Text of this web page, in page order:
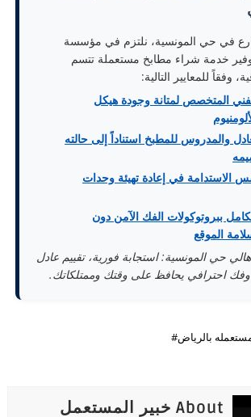
في حي المونسية، نلتزم في مؤسسة
خدمة شراء مطابخ مستعملة تتسم
وفقاً للمعايير التالية:
المتخصص لمتانة وجودة هيكل
والمدروس للمطبخ استناداً إلى حالته
الاستدامة في إعادة تهيئة وحدات
ببروتوكولات الفك الآمن دون
الموقع
حي المونسية: استجابة فورية، تقييم عادل
احترافي يحافظ على وقتك وممتلكاتك.
بالرياض#
About خبير المستعمل